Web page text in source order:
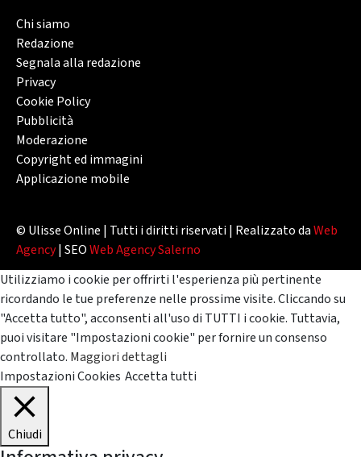
Chi siamo
Redazione
Segnala alla redazione
Privacy
Cookie Policy
Pubblicità
Moderazione
Copyright ed immagini
Applicazione mobile
© Ulisse Online | Tutti i diritti riservati | Realizzato daWeb
Agency| SEOWeb Agency Salerno
Utilizziamo i cookie per offrirti l'esperienza più pertinente
ricordando le tue preferenze nelle prossime visite. Cliccando su
"Accetta tutto", acconsenti all'uso di TUTTI i cookie. Tuttavia,
puoi visitare "Impostazioni cookie" per fornire un consenso
controllato. Maggiori dettagli
Impostazioni Cookies Accetta tutti
Chiudi